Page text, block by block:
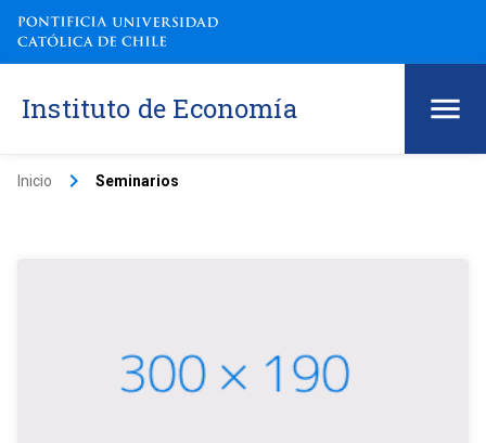
Instituto de Economía
Inicio keyboard_arrow_right Seminarios